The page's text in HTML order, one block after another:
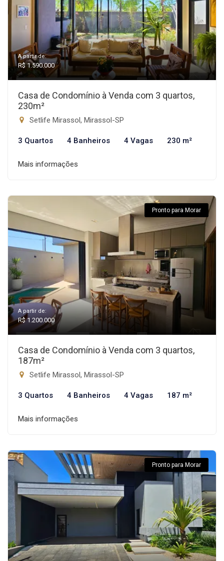
A partir de:
R$ 1.590.000
Casa de Condomínio à Venda com 3 quartos,
230m²
Setlife Mirassol, Mirassol-SP
3 Quartos 4 Banheiros 4 Vagas 230 m²
Mais informações
Pronto para Morar
A partir de:
R$ 1.200.000
Casa de Condomínio à Venda com 3 quartos,
187m²
Setlife Mirassol, Mirassol-SP
3 Quartos 4 Banheiros 4 Vagas 187 m²
Mais informações
Pronto para Morar